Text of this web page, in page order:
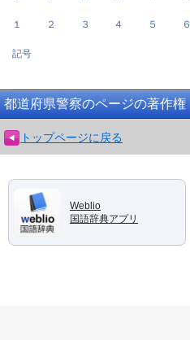
１ ２ ３ ４ ５ ６
記号
都道府県警察のページの著作権
トップページに戻る
Weblio
国語辞典アプリ